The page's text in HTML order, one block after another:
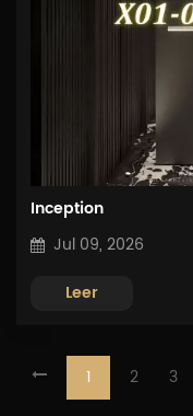
Inception
Jul 09, 2026
Leer
1 2 3